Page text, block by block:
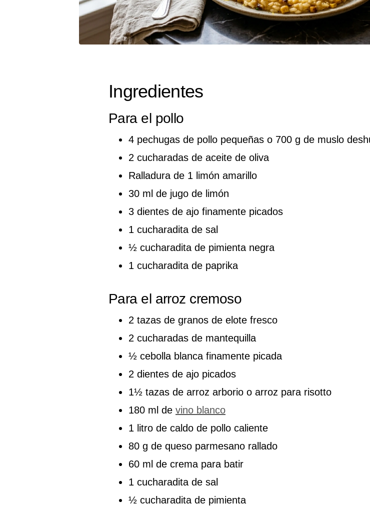
Ingredientes
Para el pollo
4 pechugas de pollo pequeñas o 700 g de muslo
2 cucharadas de aceite de oliva
Ralladura de 1 limón amarillo
30 ml de jugo de limón
3 dientes de ajo finamente picados
1 cucharadita de sal
½ cucharadita de pimienta negra
1 cucharadita de paprika
Para el arroz cremoso
2 tazas de granos de elote fresco
2 cucharadas de mantequilla
½ cebolla blanca finamente picada
2 dientes de ajo picados
1½ tazas de arroz arborio o arroz para risotto
180 ml de vino blanco
1 litro de caldo de pollo caliente
80 g de queso parmesano rallado
60 ml de crema para batir
1 cucharadita de sal
½ cucharadita de pimienta